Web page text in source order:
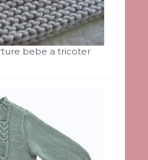
bebe a tricoter